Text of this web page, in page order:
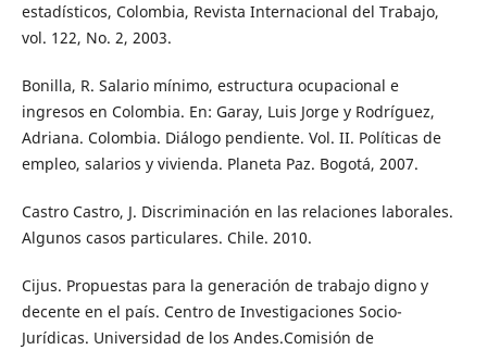
estadísticos, Colombia, Revista Internacional del Trabajo,
vol. 122, No. 2, 2003.
Bonilla, R. Salario mínimo, estructura ocupacional e
ingresos en Colombia. En: Garay, Luis Jorge y Rodríguez,
Adriana. Colombia. Diálogo pendiente. Vol. II. Políticas de
empleo, salarios y vivienda. Planeta Paz. Bogotá, 2007.
Castro Castro, J. Discriminación en las relaciones laborales.
Algunos casos particulares. Chile. 2010.
Cijus. Propuestas para la generación de trabajo digno y
decente en el país. Centro de Investigaciones Socio-
Jurídicas. Universidad de los Andes.Comisión de